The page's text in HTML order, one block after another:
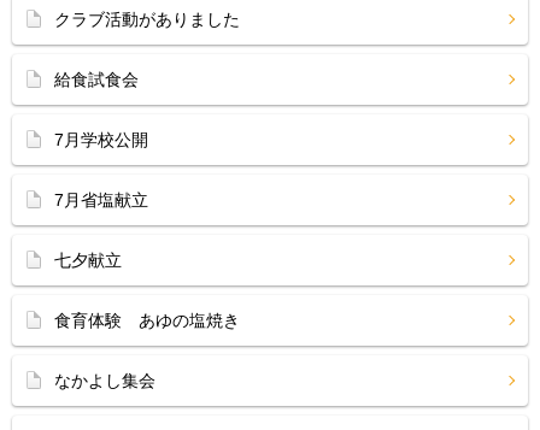
クラブ活動がありました
給食試食会
7月学校公開
7月省塩献立
七夕献立
食育体験 あゆの塩焼き
なかよし集会